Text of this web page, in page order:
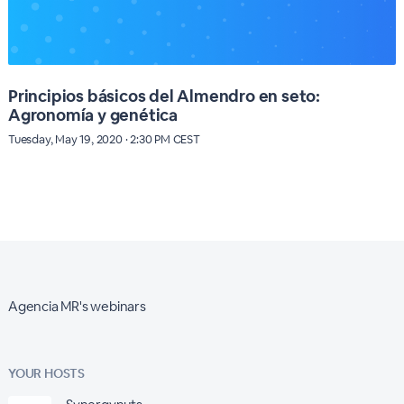
Principios básicos del Almendro en seto:
Agronomía y genética
Tuesday, May 19, 2020 · 2:30 PM CEST
Agencia MR's webinars
YOUR HOSTS